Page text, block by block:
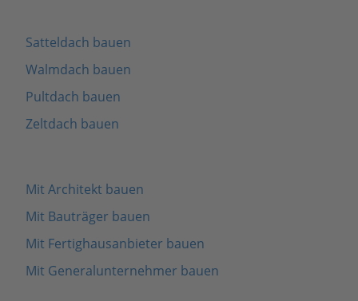
Satteldach bauen
Walmdach bauen
Pultdach bauen
Zeltdach bauen
Mit Architekt bauen
Mit Bauträger bauen
Mit Fertighausanbieter bauen
Mit Generalunternehmer bauen